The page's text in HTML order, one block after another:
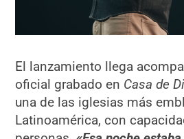
El lanzamiento llega
oficial grabado en Casa de
una de las iglesias más
Latinoamérica, con